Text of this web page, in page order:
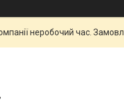
неробочий час.